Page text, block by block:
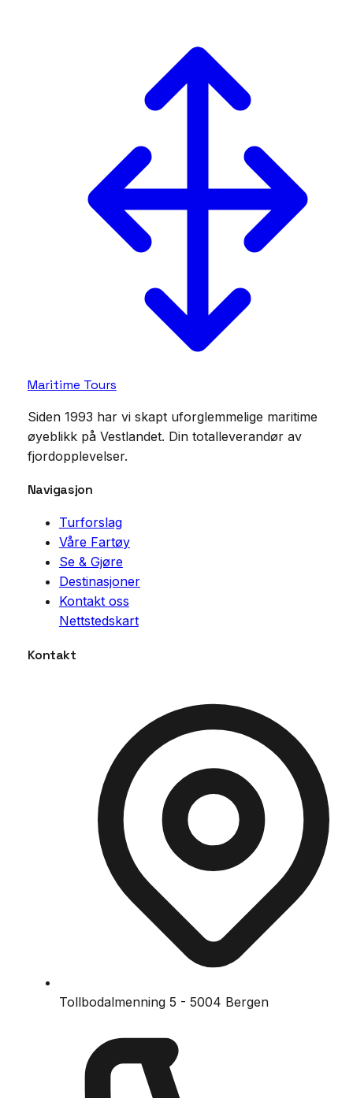
Maritime Tours
Siden 1993 har vi skapt uforglemmelige maritime
øyeblikk på Vestlandet. Din totalleverandør av
fjordopplevelser.
Navigasjon
Turforslag
Våre Fartøy
Se & Gjøre
Destinasjoner
Kontakt oss
Nettstedskart
Kontakt
Tollbodalmenning 5 - 5004 Bergen